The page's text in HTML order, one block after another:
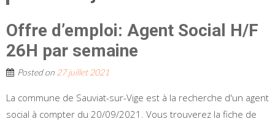
Offre d’emploi: Agent Social H/F
26H par semaine
Posted on 27 juillet 2021
La commune de Sauviat-sur-Vige est à la recherche d'un agent
social à compter du 20/09/2021. Vous trouverez la fiche de